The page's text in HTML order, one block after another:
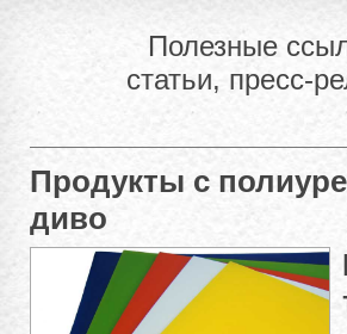
Полезные
статьи, пресс-
Продукты с
диво